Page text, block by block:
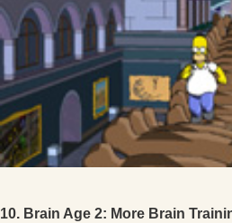
10. Brain Age 2: More Brain